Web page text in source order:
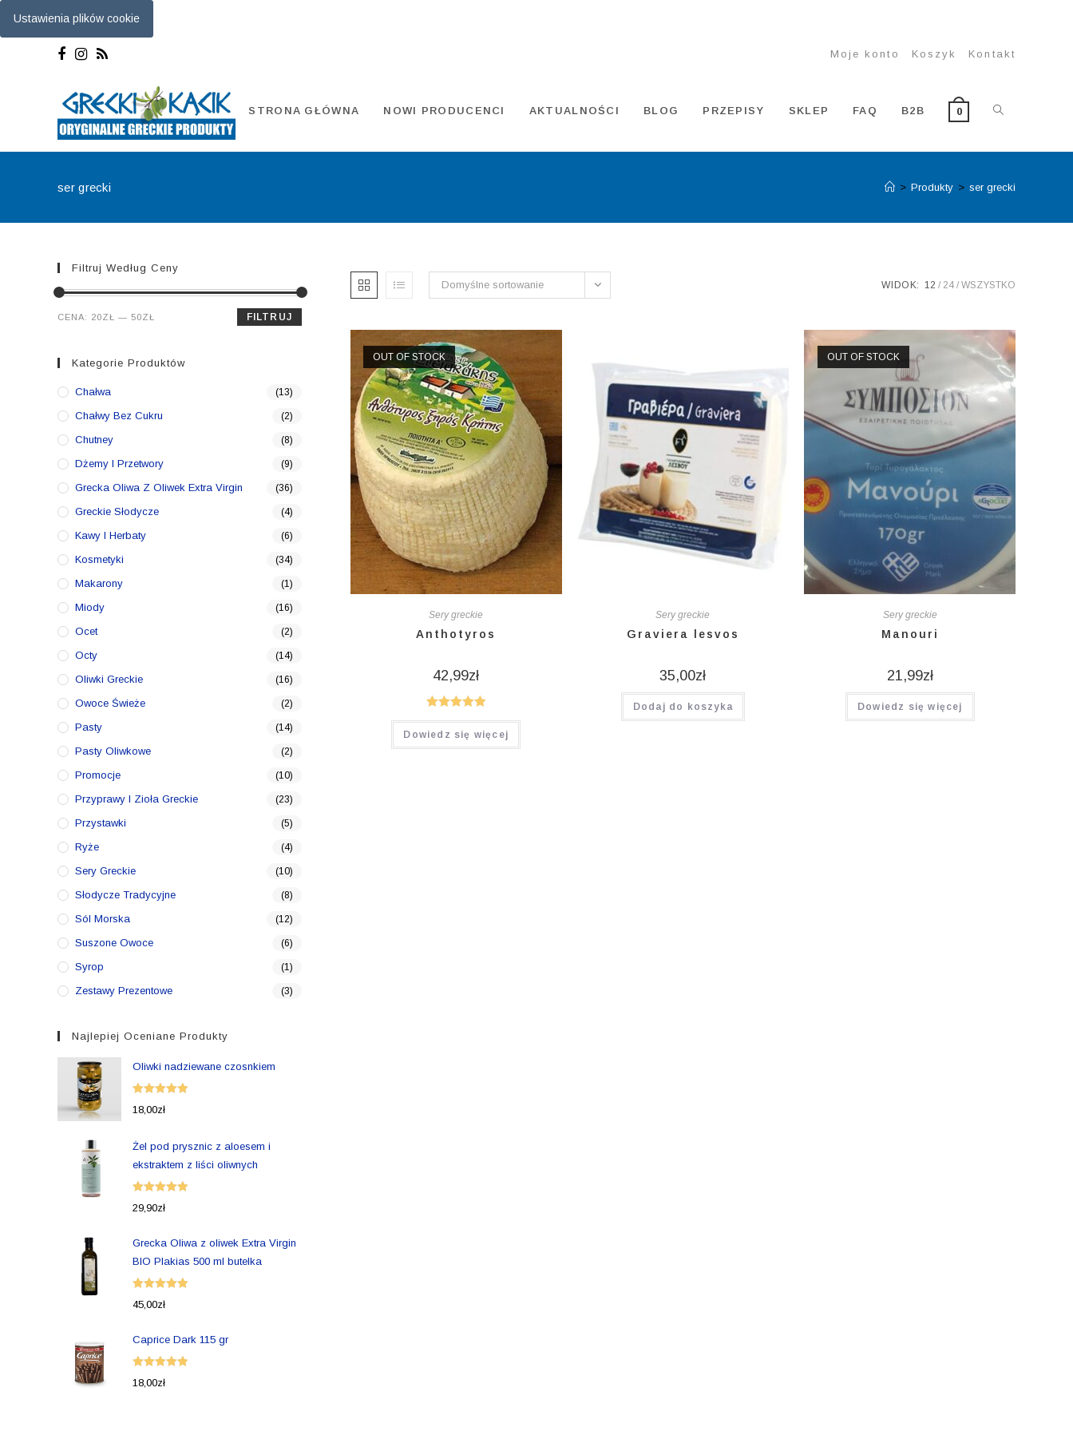
Ustawienia plików cookie
Moje konto Koszyk Kontakt
STRONA GŁÓWNA NOWI PRODUCENCI AKTUALNOŚCI BLOG PRZEPISY SKLEP FAQ B2B 0 TOGGLE
WEBSITE
ser grecki > Produkty > ser grecki
Domyślne sortowanie WIDOK: 12 24 WSZYSTKO
OUT OF STOCK
Sery greckie
Anthotyros
42,99zł
Oceniono
5.00 na 5
Dowiedz się więcej
Sery greckie
Graviera lesvos
35,00zł
Dodaj do koszyka
OUT OF STOCK
Sery greckie
Manouri
21,99zł
Dowiedz się więcej
Filtruj Według Ceny
Cena
Cena
FILTRUJ
CENA: 20ZŁ — 50ZŁ
Kategorie Produktów
Chałwa (13)
Chałwy Bez Cukru (2)
Chutney (8)
Dżemy I Przetwory (9)
Grecka Oliwa Z Oliwek Extra Virgin (36)
Greckie Słodycze (4)
Kawy I Herbaty (6)
Kosmetyki (34)
Makarony (1)
Miody (16)
Ocet (2)
Octy (14)
Oliwki Greckie (16)
Owoce Świeże (2)
Pasty (14)
Pasty Oliwkowe (2)
Promocje (10)
Przyprawy I Zioła Greckie (23)
Przystawki (5)
Ryże (4)
Sery Greckie (10)
Słodycze Tradycyjne (8)
Sól Morska (12)
Suszone Owoce (6)
Syrop (1)
Zestawy Prezentowe (3)
Najlepiej Oceniane Produkty
Oliwki nadziewane czosnkiem
Oceniono
18,00zł
Żel pod prysznic z aloesem i
ekstraktem z liści oliwnych
Oceniono
29,90zł
Grecka Oliwa z oliwek Extra Virgin
BIO Plakias 500 ml butelka
Oceniono
45,00zł
Caprice Dark 115 gr
Oceniono
18,00zł